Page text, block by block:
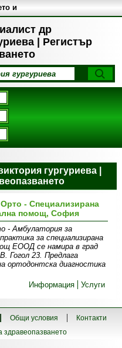
др
| Регистър
и
гургуриева |
- Специализирана
помощ, София
- Амбулатория за
за специализирана
ЕООД се намира в град
Гогол 23. Предлага
ортодонтска диагностика
Информация
Услуги
Общи условия
Контакти
здравеопазването